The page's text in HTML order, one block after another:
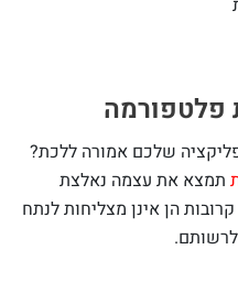
פלטפורמה
תמצא את עצמה נאלצת
הן אינן מצליחות לנתח